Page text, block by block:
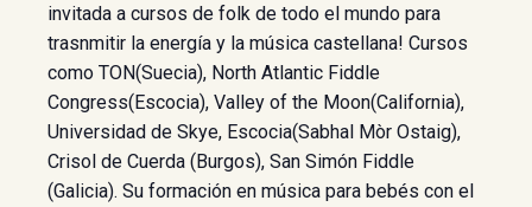
invitada a cursos de folk de todo el mundo para
trasnmitir la energía y la música castellana! Cursos
como TON(Suecia), North Atlantic Fiddle
Congress(Escocia), Valley of the Moon(California),
Universidad de Skye, Escocia(Sabhal Mòr Ostaig),
Crisol de Cuerda (Burgos), San Simón Fiddle
(Galicia). Su formación en música para bebés con el